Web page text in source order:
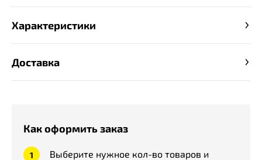
Как оформить заказ
Выберите нужное кол-во товаров и
Характеристики
Доставка